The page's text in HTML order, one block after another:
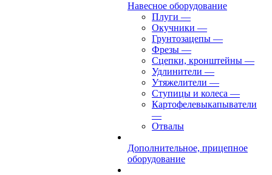
Навесное оборудование
Плуги —
Окучники —
Грунтозацепы —
Фрезы —
Сцепки, кронштейны —
Удлинители —
Утяжелители —
Ступицы и колеса —
Картофелевыкапыватели
—
Отвалы
Дополнительное, прицепное
оборудование